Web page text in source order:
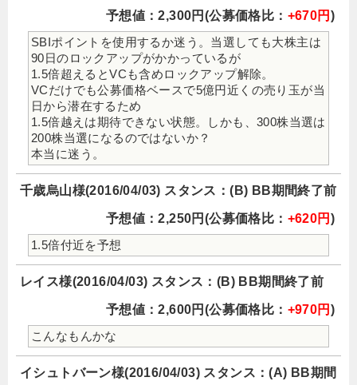
予想値：2,300円(公募価格比： +670円 )
SBIポイントを使用するか迷う。当選しても大株主は
90日のロックアップがかかっているが
1.5倍超えるとVCも含めロックアップ解除。
VCだけでも公募価格ベースで5億円近くの売り玉が当
日から潜在するため
1.5倍越えは期待できない状態。しかも、300株当選は
200株当選になるのではないか？
本当に迷う。
千歳烏山様(2016/04/03) スタンス：(B) BB期間終了前
予想値：2,250円(公募価格比： +620円 )
1.5倍付近を予想
レイス様(2016/04/03) スタンス：(B) BB期間終了前
予想値：2,600円(公募価格比： +970円 )
こんなもんかな
イシュトバーン様(2016/04/03) スタンス：(A) BB期間